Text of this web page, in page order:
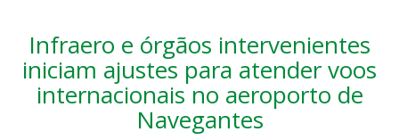
Infraero e órgãos intervenientes
iniciam ajustes para atender voos
internacionais no aeroporto de
Navegantes